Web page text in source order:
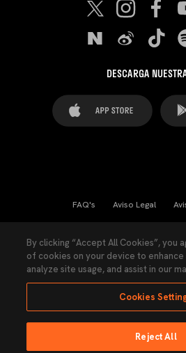
DESCARGA
FAQ's Aviso Legal
Ley Transparencia
Accesibilidad
By clicking “Accept All Cookies”, you
of cookies on your device to enhance
analyze site usage, and assist in our
Cookies
Reject All